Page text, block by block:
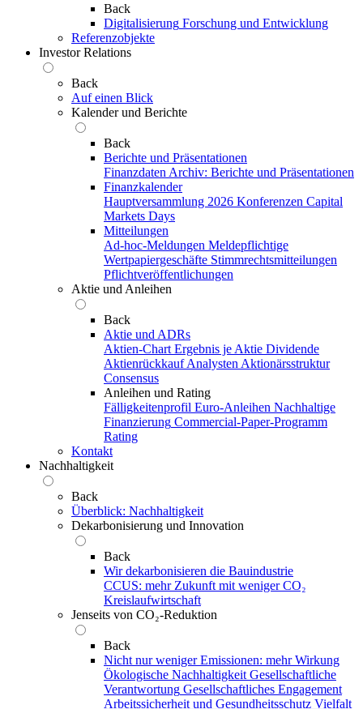
Back
Digitalisierung Forschung und Entwicklung
Referenzobjekte
Investor Relations
Back
Auf einen Blick
Kalender und Berichte
Back
Berichte und Präsentationen
Finanzdaten Archiv: Berichte und Präsentationen
Finanzkalender
Hauptversammlung 2026 Konferenzen Capital
Markets Days
Mitteilungen
Ad-hoc-Meldungen Meldepflichtige
Wertpapiergeschäfte Stimmrechtsmitteilungen
Pflichtveröffentlichungen
Aktie und Anleihen
Back
Aktie und ADRs
Aktien-Chart Ergebnis je Aktie Dividende
Aktienrückkauf Analysten Aktionärsstruktur
Consensus
Anleihen und Rating
Fälligkeitenprofil Euro-Anleihen Nachhaltige
Finanzierung Commercial-Paper-Programm
Rating
Kontakt
Nachhaltigkeit
Back
Überblick: Nachhaltigkeit
Dekarbonisierung und Innovation
Back
Wir dekarbonisieren die Bauindustrie
CCUS: mehr Zukunft mit weniger CO₂
Kreislaufwirtschaft
Jenseits von CO₂-Reduktion
Back
Nicht nur weniger Emissionen: mehr Wirkung
Ökologische Nachhaltigkeit Gesellschaftliche
Verantwortung Gesellschaftliches Engagement
Arbeitssicherheit und Gesundheitsschutz Vielfalt